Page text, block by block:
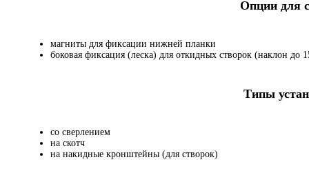
Опции для
магниты для фиксации нижней планки
боковая фиксация (леска) для откидных створок (наклон до
Типы
со сверлением
на скотч
на накидные кронштейны (для створок)